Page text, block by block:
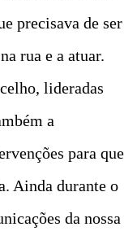
precisava de ser
rua e a atuar.
lideradas
a
para que
Ainda durante o
da nossa